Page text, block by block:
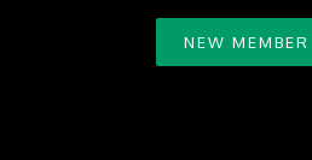
NEW MEMBER